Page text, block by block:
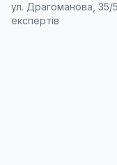
ул. Драгоманова, 35/
експертів